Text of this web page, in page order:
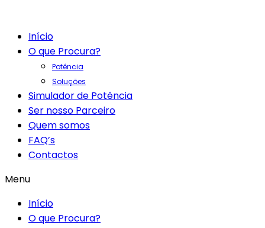
Início
O que Procura?
Potência
Soluções
Simulador de Potência
Ser nosso Parceiro
Quem somos
FAQ’s
Contactos
Menu
Início
O que Procura?